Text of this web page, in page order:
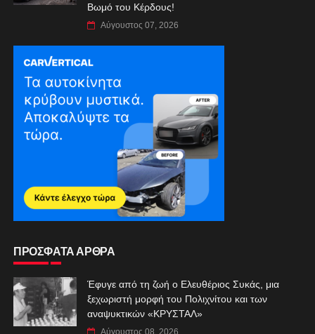
Βωμό του Κέρδους!
Αύγουστος 07, 2026
ΠΡΟΣΦΑΤΑ ΑΡΘΡΑ
Έφυγε από τη ζωή ο Ελευθέριος Συκάς, μια
ξεχωριστή μορφή του Πολιχνίτου και των
αναψυκτικών «ΚΡΥΣΤΑΛ»
Αύγουστος 08, 2026